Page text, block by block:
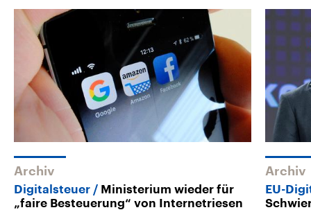
Archiv
Digitalsteuer
Ministerium wieder für
„faire Besteuerung“ von Internetriesen
Archiv
EU-